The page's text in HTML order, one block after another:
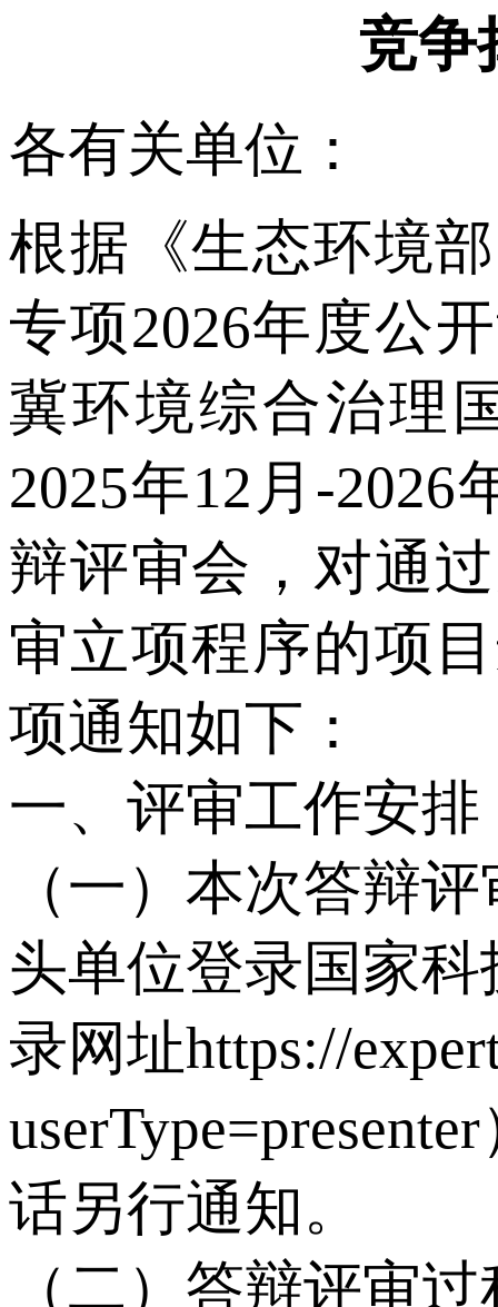
竞争
各有关单位：
根据《生态环境
专项2026年度公
冀环境综合治理
2025年12月-
辩评审会，对通
审立项程序的项
项通知如下：
一、评审工作安排
（一）本次答辩
头单位登录国家
录网址https://
话另行通知。
（二）答辩评审